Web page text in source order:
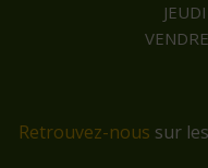
Retrouvez-nous sur